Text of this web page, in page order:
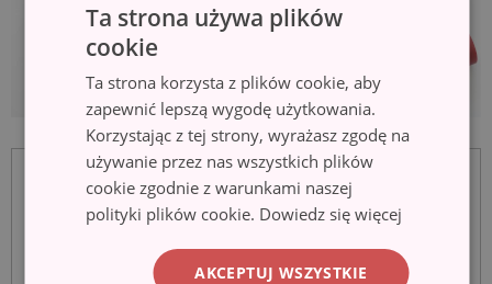
Ta strona używa plików
cookie
Ta strona korzysta z plików cookie, aby
zapewnić lepszą wygodę użytkowania.
Korzystając z tej strony, wyrażasz zgodę na
używanie przez nas wszystkich plików
cookie zgodnie z warunkami naszej
polityki plików cookie. Dowiedz się więcej
AKCEPTUJ WSZYSTKIE